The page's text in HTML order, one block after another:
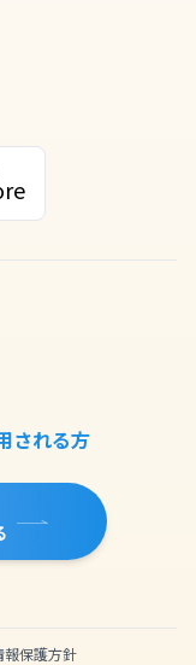
される方
報保護方針